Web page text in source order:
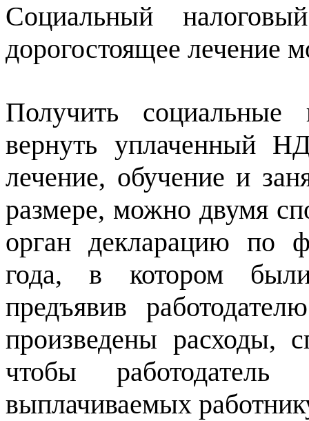
Социальный
дорогостоящее лечение
Получить
вернуть уплаченный
лечение, обучение и
размере, можно двумя
орган декларацию по
года, в котором
предъявив
произведены расходы,
чтобы
выплачиваемых